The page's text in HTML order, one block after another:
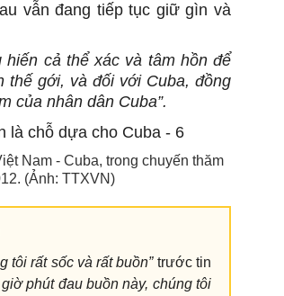
vẫn đang tiếp tục giữ gìn và
hiến cả thể xác và tâm hồn để
thế gới, và đối với Cuba, đồng
của nhân dân Cuba”.
Nam - Cuba, trong chuyến thăm
(Ảnh: TTXVN)
tôi rất sốc và rất buồn”trước tin
giờ phút đau buồn này, chúng tôi